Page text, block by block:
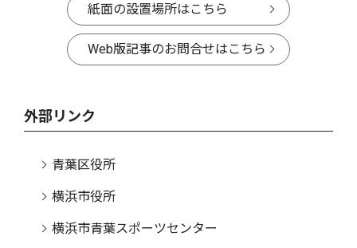
紙面の設置場所はこちら
Web版記事のお問合せはこちら
外部リンク
青葉区役所
横浜市役所
横浜市青葉スポーツセンター